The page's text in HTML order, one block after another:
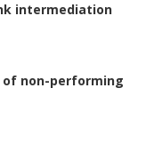
intermediation
non-performing